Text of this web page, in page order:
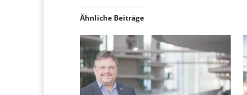
Ähnliche Beiträge